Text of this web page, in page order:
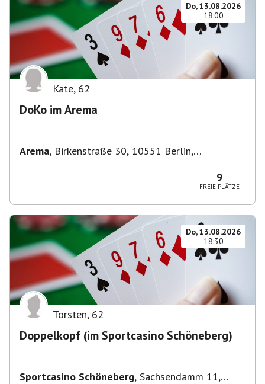
Do, 13.08.2026
18:00
Kate, 62
DoKo im Arema
Arema, Birkenstraße 30, 10551 Berlin,
9
FREIE PLÄTZE
Do, 13.08.2026
18:30
Torsten, 62
Doppelkopf (im Sportcasino Schöneberg)
Sportcasino Schöneberg, Sachsendamm 11,